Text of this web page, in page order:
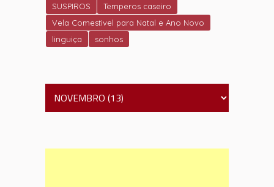
SUSPIROS
Temperos caseiro
Vela Comestivel para Natal e Ano Novo
linguiça
sonhos